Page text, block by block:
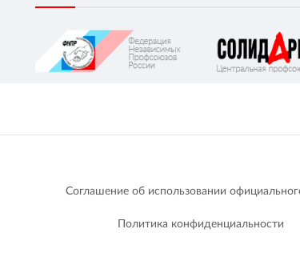
Соглашение об использовании
Политика конфиденциальности